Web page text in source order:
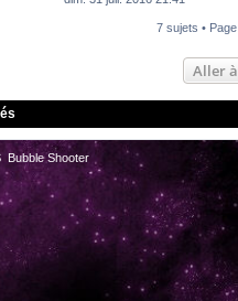
7 sujets • Page
Aller à
Bubble Shooter